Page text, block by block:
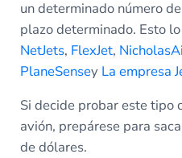
un determinado número
plazo determinado. Esto
NetJets, FlexJet,
PlaneSensey La empresa
Si decide probar este
avión, prepárese para
de dólares.